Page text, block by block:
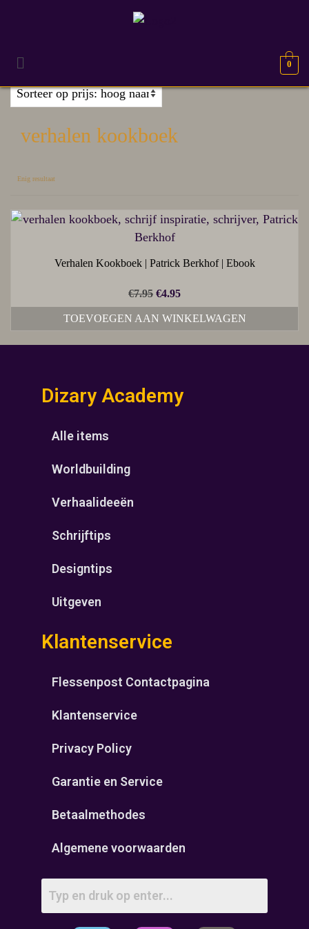
0
verhalen kookboek
Enig resultaat
Verhalen Kookboek | Patrick Berkhof | Ebook
€7.95 €4.95
TOEVOEGEN AAN WINKELWAGEN
Dizary Academy
Alle items
Worldbuilding
Verhaalideeën
Schrijftips
Designtips
Uitgeven
Klantenservice
Flessenpost Contactpagina
Klantenservice
Privacy Policy
Garantie en Service
Betaalmethodes
Algemene voorwaarden